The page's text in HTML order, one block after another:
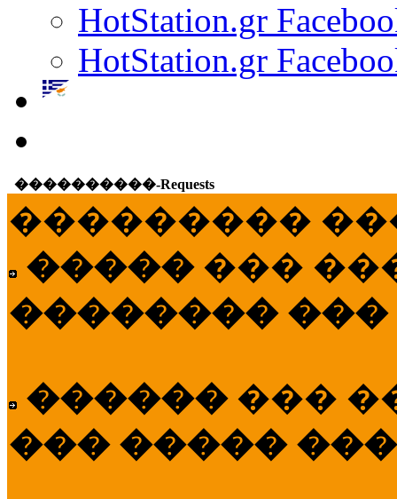
HotStation.gr
HotStation.gr
����������-Requests
���������
����� ���
�������� ���
������ ���
��� �����